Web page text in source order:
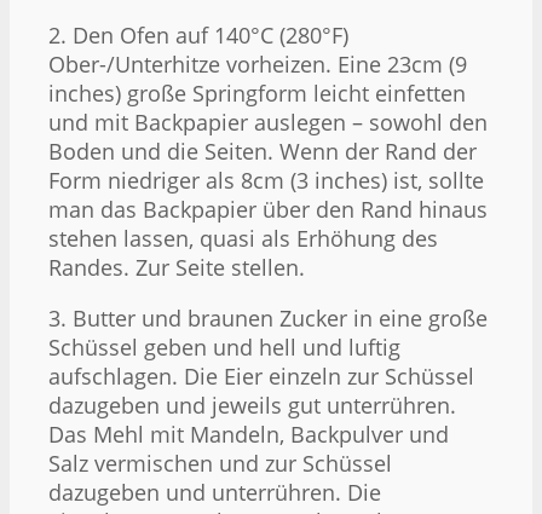
2. Den Ofen auf 140°C (280°F)
Ober-/Unterhitze vorheizen. Eine 23cm (9
inches) große Springform leicht einfetten
und mit Backpapier auslegen – sowohl den
Boden und die Seiten. Wenn der Rand der
Form niedriger als 8cm (3 inches) ist, sollte
man das Backpapier über den Rand hinaus
stehen lassen, quasi als Erhöhung des
Randes. Zur Seite stellen.
3. Butter und braunen Zucker in eine große
Schüssel geben und hell und luftig
aufschlagen. Die Eier einzeln zur Schüssel
dazugeben und jeweils gut unterrühren.
Das Mehl mit Mandeln, Backpulver und
Salz vermischen und zur Schüssel
dazugeben und unterrühren. Die